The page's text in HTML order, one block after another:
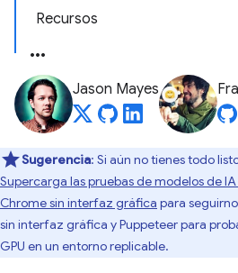
Recursos
Jason Mayes
Sugerencia: Si aún no tienes todo
Supercarga las pruebas de modelos de
Chrome sin interfaz gráfica para
sin interfaz gráfica y Puppeteer para
GPU en un entorno replicable.